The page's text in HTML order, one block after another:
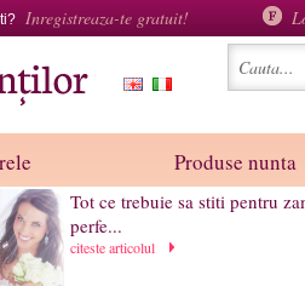
Inregistreaza-te gratuit!
Produse nunta
Tot ce trebuie sa stiti pentru
perfe...
citeste articolul